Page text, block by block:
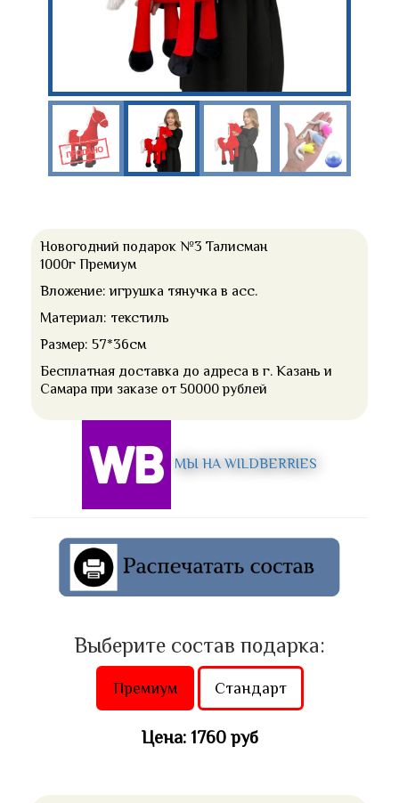
Новогодний подарок №3 Талисман
1000г Премиум
Вложение: игрушка тянучка в асс.
Материал: текстиль
Размер: 57*36см
Бесплатная доставка до адреса в г. Казань и
Самара при заказе от 50000 рублей
МЫ НА WILDBERRIES
Выберите состав подарка:
Премиум Стандарт
Цена: 1760 руб